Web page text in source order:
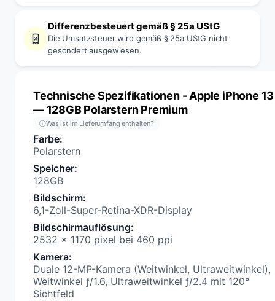
Differenzbesteuert gemäß § 25a UStG
Die Umsatzsteuer wird gemäß § 25a UStG nicht
gesondert ausgewiesen.
Technische Spezifikationen- Apple iPhone 13
— 128GB Polarstern Premium
Was ist im Lieferumfang enthalten?
Farbe:
Polarstern
Speicher:
128GB
Bildschirm:
6,1-Zoll-Super-Retina-XDR-Display
Bildschirmauflösung:
2532 x 1170 pixel bei 460 ppi
Kamera:
Duale 12-MP-Kamera (Weitwinkel, Ultraweitwinkel),
Weitwinkel ƒ/1.6, Ultraweitwinkel ƒ/2.4 mit 120°
Sichtfeld